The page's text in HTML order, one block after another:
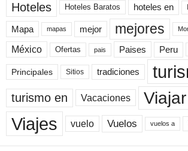
Hoteles Hoteles Baratos hoteles en
Mapa mapas mejor mejores
México Ofertas pais Paises Peru
Principales Sitios tradiciones
turismo en Vacaciones Viajar
Viajes vuelo Vuelos vuelos a